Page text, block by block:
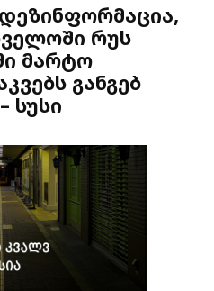
რუს
მარტო
განგებ
სუსი